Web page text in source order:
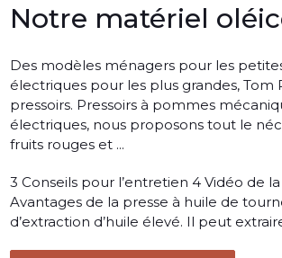
Notre matériel
Des modèles ménagers pour les
électriques pour les plus grandes,
pressoirs. Pressoirs à pommes
électriques, nous proposons tout le
fruits rouges et ...
3 Conseils pour l’entretien 4 Vidéo de
Avantages de la presse à huile de
d’extraction d’huile élevé. Il peut